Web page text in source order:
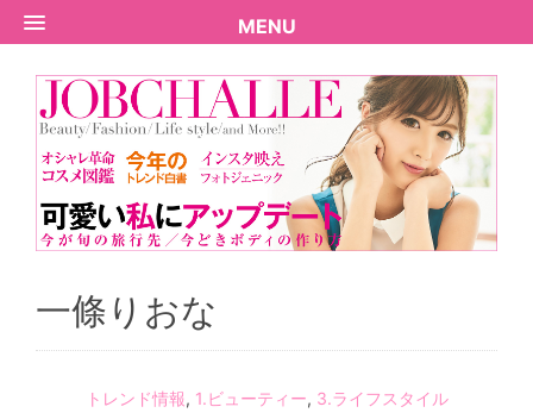
MENU
一條りおな
トレンド情報, 1.ビューティー, 3.ライフスタイル